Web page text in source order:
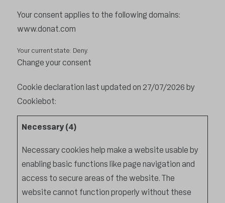
Your consent applies to the following domains:
www.donat.com
Your current state: Deny.
Change your consent
Cookie declaration last updated on 27/07/2026 by
Cookiebot:
Necessary (4)
Necessary cookies help make a website usable by
enabling basic functions like page navigation and
access to secure areas of the website. The
website cannot function properly without these